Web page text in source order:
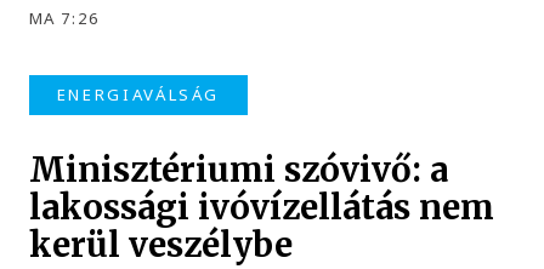
MA 7:26
ENERGIAVÁLSÁG
Minisztériumi szóvivő: a
lakossági ivóvízellátás nem
kerül veszélybe